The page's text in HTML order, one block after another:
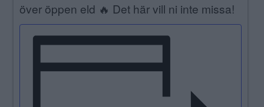
över öppen eld 🔥 Det här vill ni inte missa!